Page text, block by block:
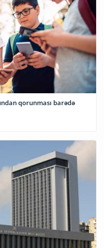
qorunması barədə